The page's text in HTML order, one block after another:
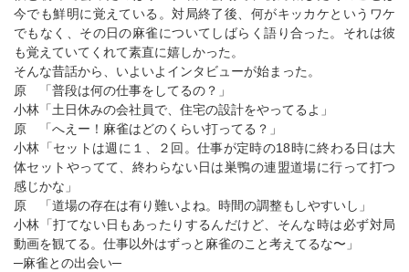
今でも鮮明に覚えている。対局終了後、何がキッカケというワケ
でもなく、その日の麻雀についてしばらく語り合った。それは彼
も覚えていてくれて素直に嬉しかった。
そんな昔話から、いよいよインタビューが始まった。
原 「普段は何の仕事をしてるの？」
小林「土日休みの会社員で、住宅の設計をやってるよ」
原 「へえー！麻雀はどのくらい打ってる？」
小林「セットは週に１、２回。仕事が定時の18時に終わる日は大
体セットやってて、終わらない日は巣鴨の連盟道場に行って打つ
感じかな」
原 「道場の存在は有り難いよね。時間の調整もしやすいし」
小林「打てない日もあったりするんだけど、そんな時は必ず対局
動画を観てる。仕事以外はずっと麻雀のこと考えてるな〜」
─麻雀との出会い─